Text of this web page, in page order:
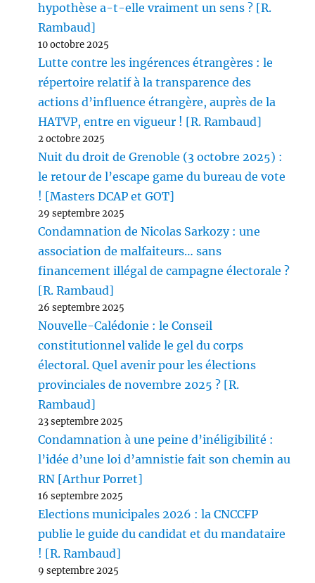
hypothèse a-t-elle vraiment un sens ? [R.
Rambaud]
10 octobre 2025
Lutte contre les ingérences étrangères : le
répertoire relatif à la transparence des
actions d’influence étrangère, auprès de la
HATVP, entre en vigueur ! [R. Rambaud]
2 octobre 2025
Nuit du droit de Grenoble (3 octobre 2025) :
le retour de l’escape game du bureau de vote
! [Masters DCAP et GOT]
29 septembre 2025
Condamnation de Nicolas Sarkozy : une
association de malfaiteurs… sans
financement illégal de campagne électorale ?
[R. Rambaud]
26 septembre 2025
Nouvelle-Calédonie : le Conseil
constitutionnel valide le gel du corps
électoral. Quel avenir pour les élections
provinciales de novembre 2025 ? [R.
Rambaud]
23 septembre 2025
Condamnation à une peine d’inéligibilité :
l’idée d’une loi d’amnistie fait son chemin au
RN [Arthur Porret]
16 septembre 2025
Elections municipales 2026 : la CNCCFP
publie le guide du candidat et du mandataire
! [R. Rambaud]
9 septembre 2025